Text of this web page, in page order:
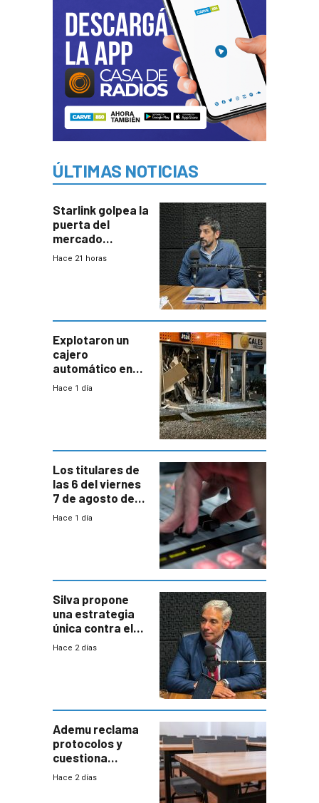
ÚLTIMAS NOTICIAS
Starlink golpea la
puerta del
mercado
uruguayo y Antel
con mayor
miedo”
Hace 21 horas
Explotaron un
cajero
automático en
Parque Miramar;
Hace 1 día
Los titulares de
las 6 del viernes
7 de agosto de
2026
Hace 1 día
Silva propone
una estrategia
única contra el
narcotráfico y
Hace 2 días
Ademu reclama
protocolos y
cuestiona
demora de
Hace 2 días